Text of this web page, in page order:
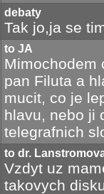
debaty
Tak jo,ja se
to JA
Mimochodem
pan Filuta a
mucit, co je
hlavu, nebo ji
telegrafnich
to dr.
Vzdyt uz
takovych